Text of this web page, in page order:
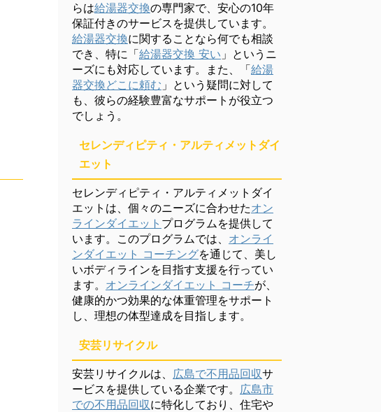
らは給湯器交換の専門家で、安心の10年
保証付きのサービスを提供しています。
給湯器交換に関することなら何でも相談
でき、特に「給湯器交換 安い 」というニ
ーズにも対応しています。また、「給湯
器交換どこに頼む 」という疑問に対して
も、彼らの経験豊富なサポートが役立つ
でしょう。
セレンディピティ・アルティメットダイ
エット
セレンディピティ・アルティメットダイ
エットは、個々のニーズに合わせたオン
ラインダイエット プログラムを提供して
います。このプログラムでは、 オンライ
ンダイエット コーチングを通じて、美し
いボディラインを目指す支援を行ってい
ます。 オンラインダイエット コーチが、
健康的かつ効果的な体重管理をサポート
し、理想の体型達成を目指します。
安芸リサイクル
安芸リサイクルは、 広島で不用品回収サ
ービスを提供している企業です。 広島市
での不用品回収に特化しており、住宅や